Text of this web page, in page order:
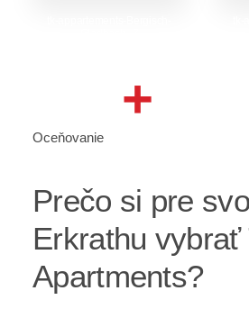
+
Oceňovanie
Prečo si pre
Erkrathu vybrať
Apartments?